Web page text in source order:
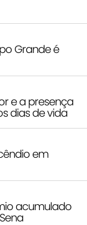
Grande é
e a presença
dias de vida
em
acumulado